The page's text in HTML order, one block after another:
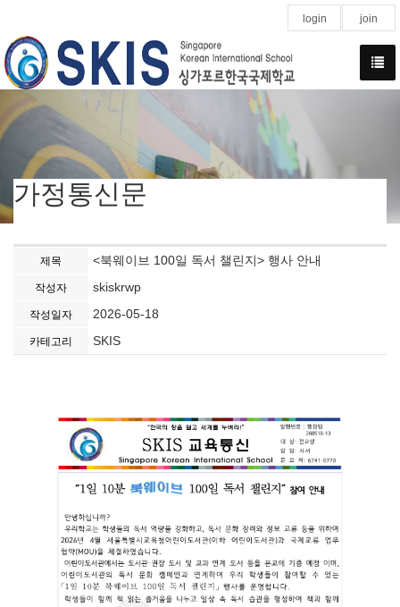
login join
가정통신문
제목 <북웨이브 100일 독서 챌린지> 행사 안내
작성자 skiskrwp
작성일자 2026-05-18
카테고리 SKIS